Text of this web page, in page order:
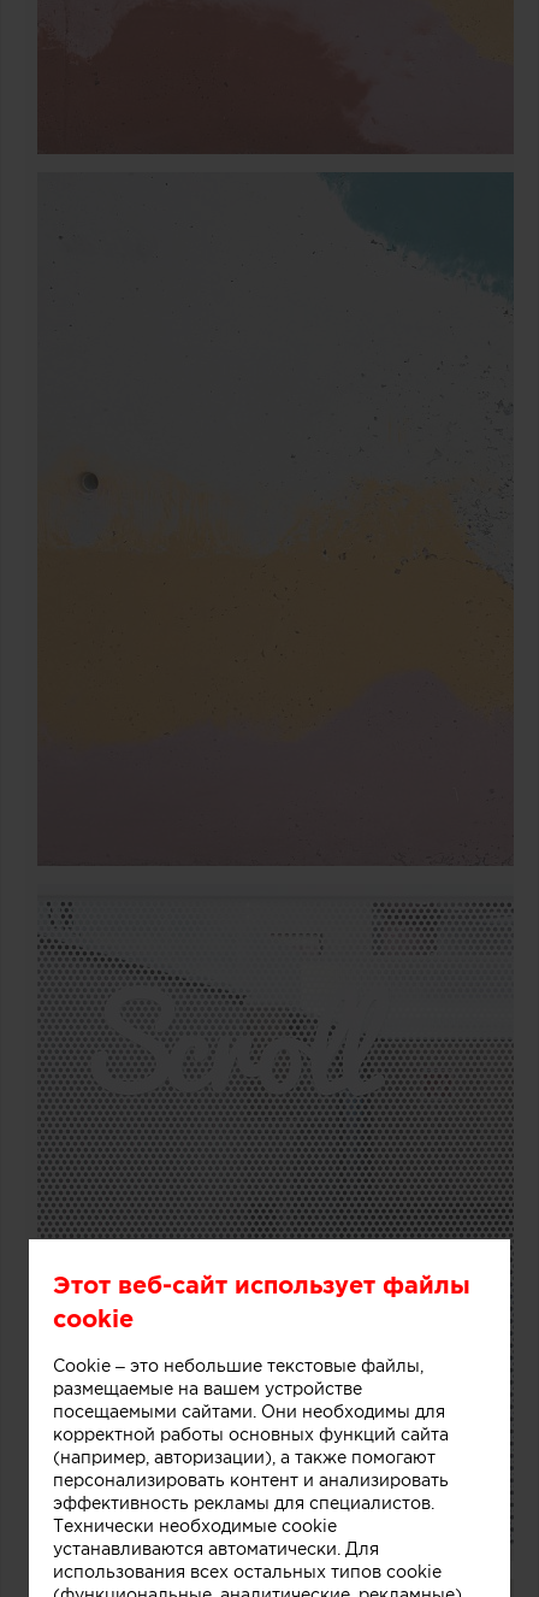
Этот веб-сайт использует файлы
cookie
Cookie – это небольшие текстовые файлы,
размещаемые на вашем устройстве
посещаемыми сайтами. Они необходимы для
корректной работы основных функций сайта
(например, авторизации), а также помогают
персонализировать контент и анализировать
эффективность рекламы для специалистов.
Технически необходимые cookie
устанавливаются автоматически. Для
использования всех остальных типов cookie